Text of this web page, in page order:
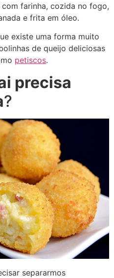
farinha, cozida no fogo,
e frita em óleo.
existe uma forma muito
de queijo deliciosas
petiscos.
precisa
?
separarmos